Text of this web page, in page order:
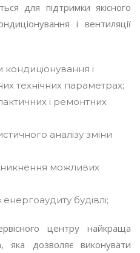
для підтримки якісного
і вентиляції
і
технічних параметрах;
і ремонтних
аналізу зміни
можливих
будівлі;
центру найкраща
яка дозволяє виконувати